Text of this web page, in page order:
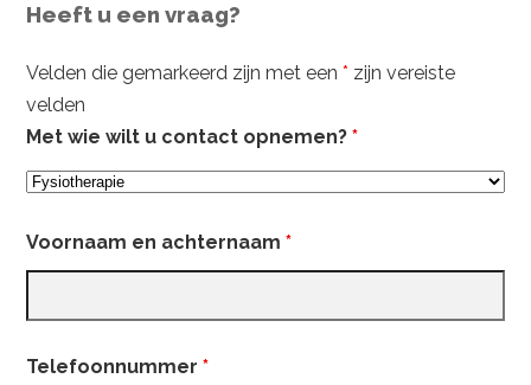
Heeft u een vraag?
Velden die gemarkeerd zijn met een * zijn vereiste
velden
Met wie wilt u contact opnemen? *
Voornaam en achternaam *
Telefoonnummer *